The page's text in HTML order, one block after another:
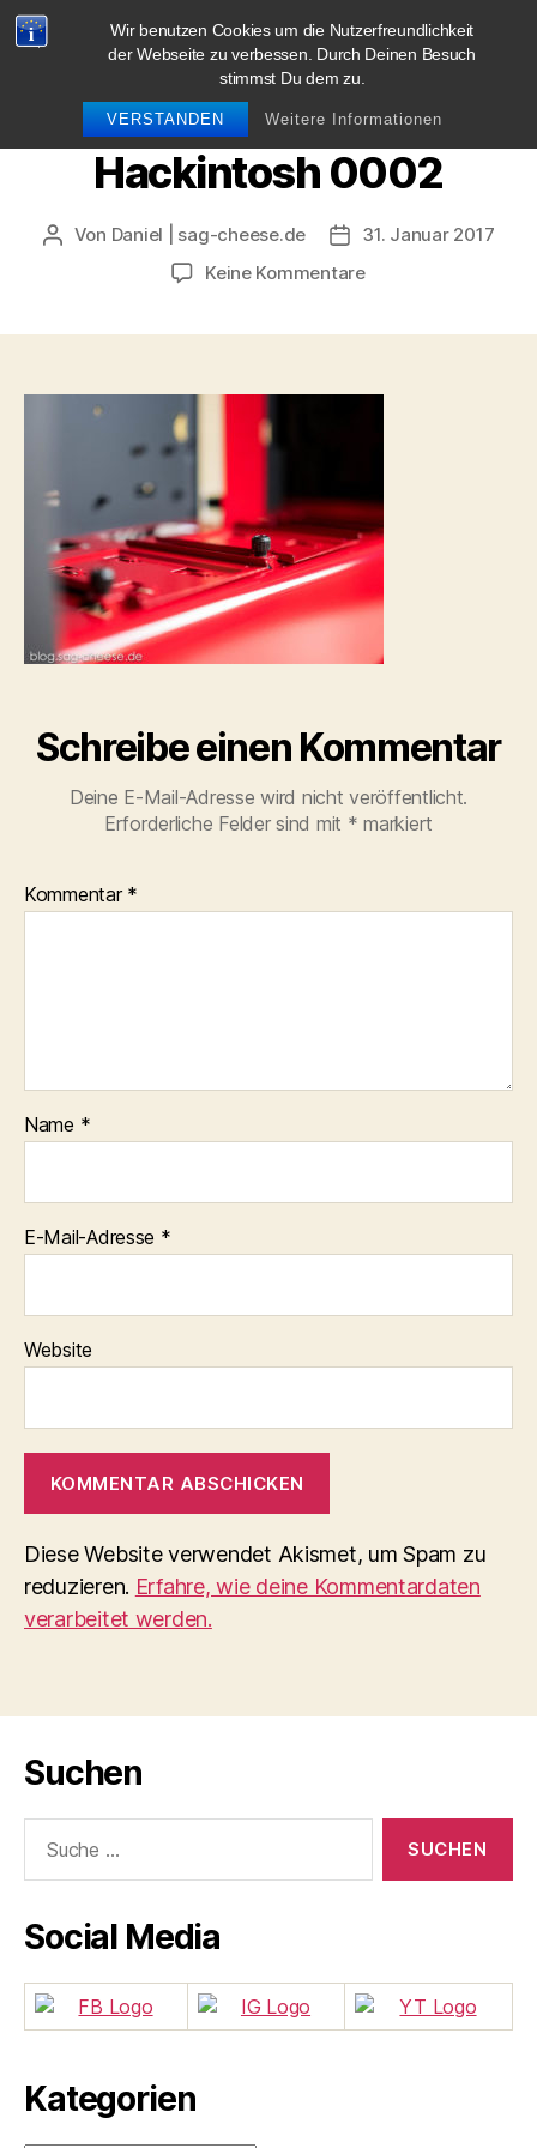
Wir benutzen Cookies um die Nutzerfreundlichkeit
der Webseite zu verbessen. Durch Deinen Besuch
stimmst Du dem zu.
VERSTANDEN Weitere Informationen
blog.sag-cheese.de
Hackintosh 0002
Beitragsautor
Von Daniel | sag-cheese.de Beitragsdatum
31. Januar 2017
Keine Kommentarezu
Schreibe einen Kommentar
Deine E-Mail-Adresse wird nicht veröffentlicht.
Erforderliche Felder sind mit * markiert
Kommentar *
Name *
E-Mail-Adresse *
Website
Diese Website verwendet Akismet, um Spam zu
reduzieren. Erfahre, wie deine Kommentardaten
verarbeitet werden.
Suchen
nach:
Social Media
Kategorien